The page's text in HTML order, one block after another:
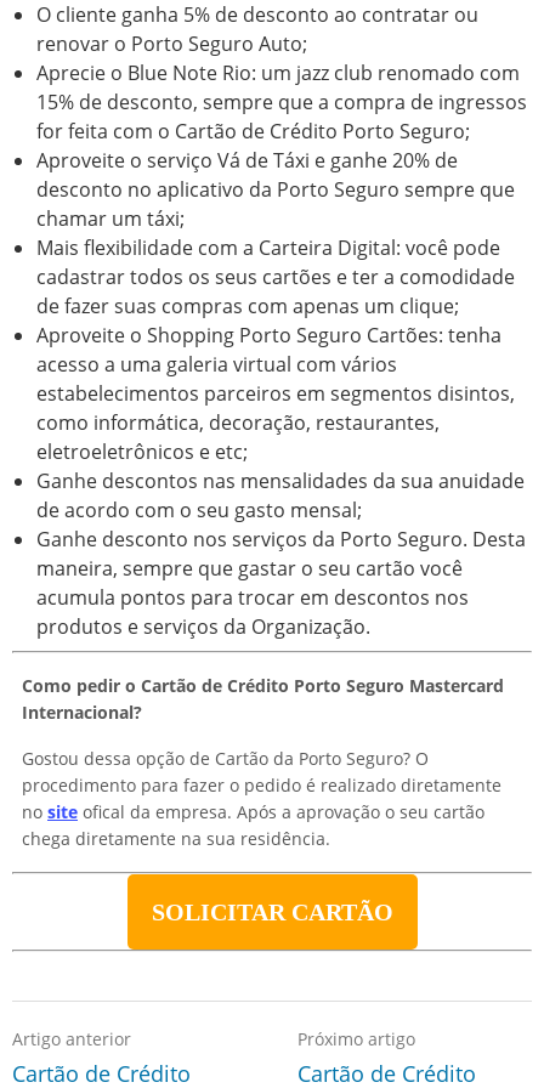
O cliente ganha 5% de desconto ao contratar ou
renovar o Porto Seguro Auto;
Aprecie o Blue Note Rio: um jazz club renomado com
15% de desconto, sempre que a compra de ingressos
for feita com o Cartão de Crédito Porto Seguro;
Aproveite o serviço Vá de Táxi e ganhe 20% de
desconto no aplicativo da Porto Seguro sempre que
chamar um táxi;
Mais flexibilidade com a Carteira Digital: você pode
cadastrar todos os seus cartões e ter a comodidade
de fazer suas compras com apenas um clique;
Aproveite o Shopping Porto Seguro Cartões: tenha
acesso a uma galeria virtual com vários
estabelecimentos parceiros em segmentos disintos,
como informática, decoração, restaurantes,
eletroeletrônicos e etc;
Ganhe descontos nas mensalidades da sua anuidade
de acordo com o seu gasto mensal;
Ganhe desconto nos serviços da Porto Seguro. Desta
maneira, sempre que gastar o seu cartão você
acumula pontos para trocar em descontos nos
produtos e serviços da Organização.
Como pedir o Cartão de Crédito Porto Seguro Mastercard
Internacional?
Gostou dessa opção de Cartão da Porto Seguro? O
procedimento para fazer o pedido é realizado diretamente
no site ofical da empresa. Após a aprovação o seu cartão
chega diretamente na sua residência.
SOLICITAR CARTÃO
Artigo anterior
Cartão de Crédito
Próximo artigo
Cartão de Crédito